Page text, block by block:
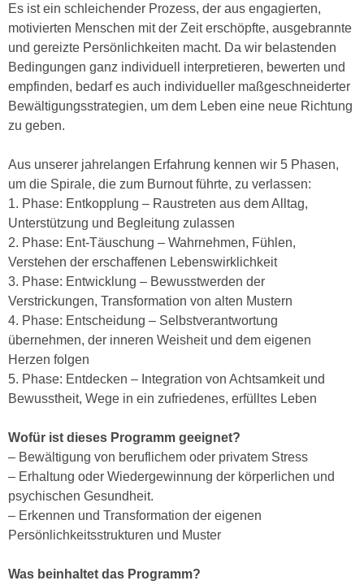
Es ist ein schleichender Prozess, der aus engagierten,
motivierten Menschen mit der Zeit erschöpfte, ausgebrannte
und gereizte Persönlichkeiten macht. Da wir belastenden
Bedingungen ganz individuell interpretieren, bewerten und
empfinden, bedarf es auch individueller maßgeschneiderter
Bewältigungsstrategien, um dem Leben eine neue Richtung
zu geben.
Aus unserer jahrelangen Erfahrung kennen wir 5 Phasen,
um die Spirale, die zum Burnout führte, zu verlassen:
1. Phase: Entkopplung – Raustreten aus dem Alltag,
Unterstützung und Begleitung zulassen
2. Phase: Ent-Täuschung – Wahrnehmen, Fühlen,
Verstehen der erschaffenen Lebenswirklichkeit
3. Phase: Entwicklung – Bewusstwerden der
Verstrickungen, Transformation von alten Mustern
4. Phase: Entscheidung – Selbstverantwortung
übernehmen, der inneren Weisheit und dem eigenen
Herzen folgen
5. Phase: Entdecken – Integration von Achtsamkeit und
Bewusstheit, Wege in ein zufriedenes, erfülltes Leben
Wofür ist dieses Programm geeignet?
– Bewältigung von beruflichem oder privatem Stress
– Erhaltung oder Wiedergewinnung der körperlichen und
psychischen Gesundheit.
– Erkennen und Transformation der eigenen
Persönlichkeitsstrukturen und Muster
Was beinhaltet das Programm?